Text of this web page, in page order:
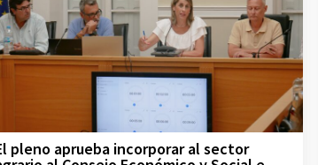
pleno aprueba incorporar al sector